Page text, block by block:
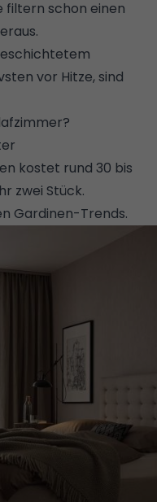
schon einen
vor Hitze, sind
kostet rund 30 bis
zwei Stück.
Gardinen-Trends.